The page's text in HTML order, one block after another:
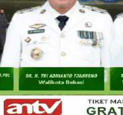
Ya, banyak yang berpandangan
Dasar (UUD). Kalau ada UU yang
bertentangan dengan konstitusi
peraturan-peraturan ketentuan
tahun 2009 mengenai mekanisme
DPR, yang saat itu ada unsur
Langkah Anda selanjutnya,
Ya, saya serahkan sepenuhnya